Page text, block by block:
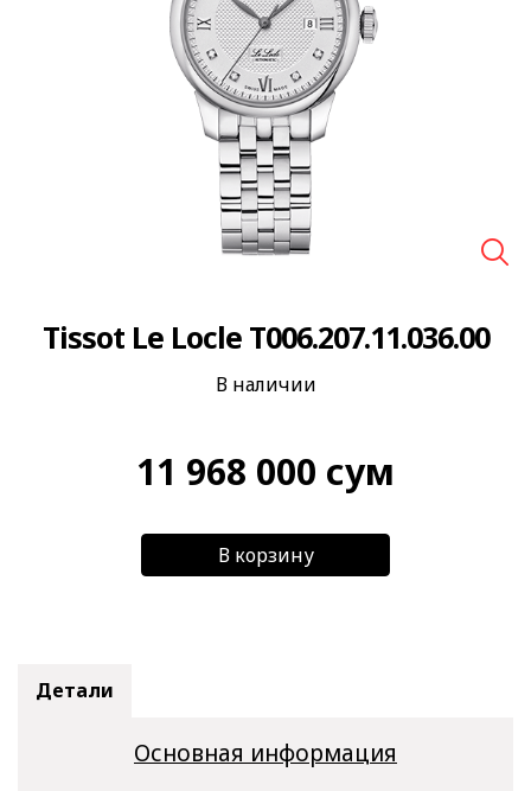
Tissot Le Locle T006.207.11.036.00
В наличии
11 968 000 сум
В корзину
Детали
Основная информация